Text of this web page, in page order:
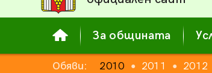
За общината
Обяви: 2010 ● 2011 ● 2012